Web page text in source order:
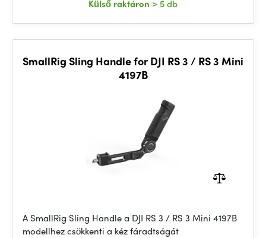
Külső raktáron > 5 db
SmallRig Sling Handle for DJI RS 3 / RS 3 Mini
4197B
A SmallRig Sling Handle a DJI RS 3 / RS 3 Mini 4197B
modellhez csökkenti a kéz fáradtságát